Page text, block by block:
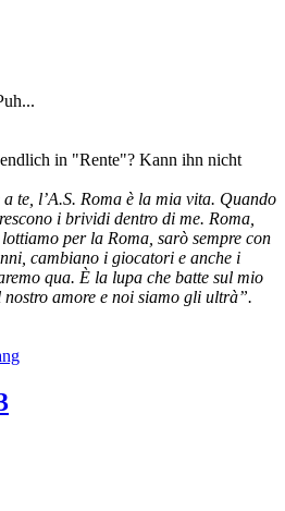
in "Rente"? Kann ihn nicht
te, l’A.S. Roma è la mia vita. Quando
i brividi dentro di me. Roma,
per la Roma, sarò sempre con
cambiano i giocatori e anche i
qua. È la lupa che batte sul mio
nostro amore e noi siamo gli ultrà”.